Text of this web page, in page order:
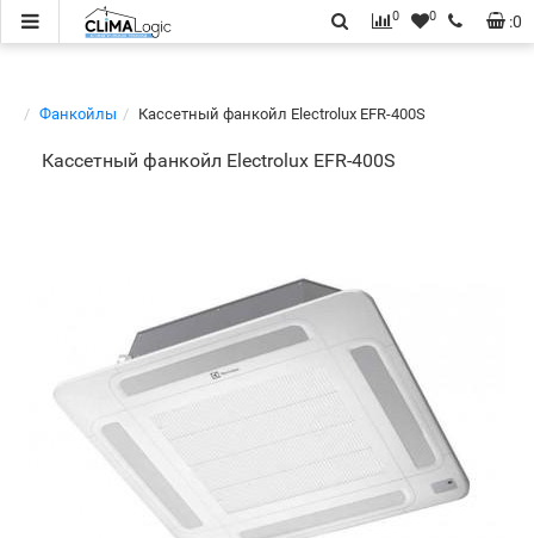
:0
0 0
Фанкойлы Кассетный фанкойл Electrolux EFR-400S
Кассетный фанкойл Electrolux EFR-400S